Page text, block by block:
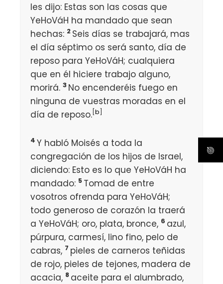
les dijo: Estas son las cosas que
YeHoVáH ha mandado que sean
hechas: 2 Seis días se trabajará, mas
el día séptimo os será santo, día de
reposo para YeHoVáH; cualquiera
que en él hiciere trabajo alguno,
morirá. 3 No encenderéis fuego en
ninguna de vuestras moradas en el
día de reposo. b
4 Y habló Moisés a toda la
congregación de los hijos de Israel,
diciendo: Esto es lo que YeHoVáH ha
mandado: 5 Tomad de entre
vosotros ofrenda para YeHoVáH;
todo generoso de corazón la traerá
a YeHoVáH; oro, plata, bronce, 6 azul,
púrpura, carmesí, lino fino, pelo de
cabras, 7 pieles de carneros teñidas
de rojo, pieles de tejones, madera de
acacia, 8 aceite para el alumbrado,